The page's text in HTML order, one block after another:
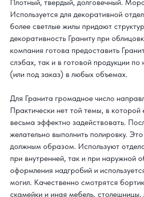
Плотный, твердый, долговечный.
Используется для декоративной
более светлые жилы придают
декоративность Граниту при
компания готова предоставить
слэбах, так и в готовой продукции по
(или под заказ) в любых объемах.
Для Гранита громадное число
Практически нет той темы, в которой
весьма эффектно задействовать.
желательно выполнить полировку.
должным образом. Используют
при внутренней, так и при наружной
оформления надгробий и
могил. Качественно смотрятся
скамейки и иная мебель, столешницы,
КАК С НАМИ
СВЯЗАТЬСЯ?